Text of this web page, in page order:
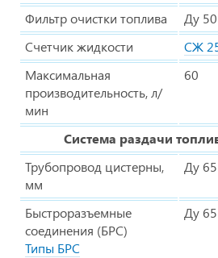
Фильтр очистки топлива
Ду 50
Счетчик жидкости
СЖ
Максимальная
производительность, л/
мин
60
Система раздачи
Трубопровод цистерны,
мм
Ду 65
Быстроразъемные
соединения (БРС)
Типы БРС
Ду 65